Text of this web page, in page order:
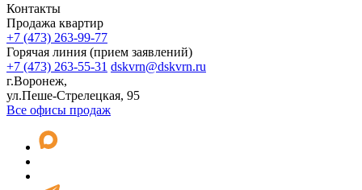
Контакты
Продажа квартир
+7 (473) 263-99-77
Горячая линия (прием заявлений)
+7 (473) 263-55-31 dskvrn@dskvrn.ru
г.Воронеж,
ул.Пеше-Стрелецкая, 95
Все офисы продаж